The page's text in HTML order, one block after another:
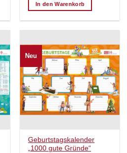
In den Warenkorb
Neu
Geburtstagskalender
„1000 gute Gründe“